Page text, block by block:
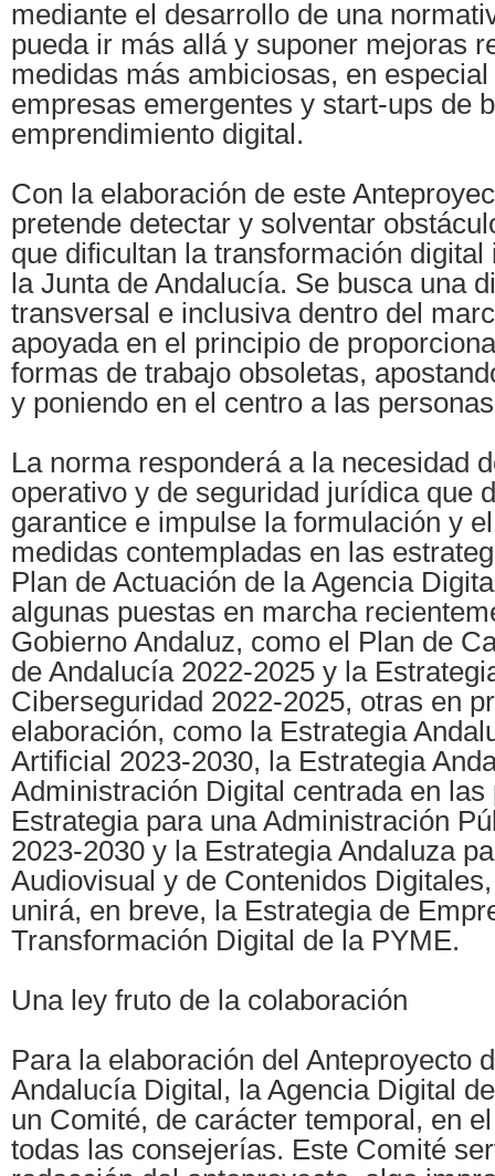
mediante el desarrollo de una
pueda ir más allá y suponer mejoras
medidas más ambiciosas, en
empresas emergentes y start-ups de
emprendimiento digital.
Con la elaboración de este
pretende detectar y solventar
que dificultan la transformación digital
la Junta de Andalucía. Se busca una
transversal e inclusiva dentro del
apoyada en el principio de
formas de trabajo obsoletas,
y poniendo en el centro a las
La norma responderá a la necesidad
operativo y de seguridad jurídica que
garantice e impulse la formulación y
medidas contempladas en las
Plan de Actuación de la Agencia
algunas puestas en marcha
Gobierno Andaluz, como el Plan de
de Andalucía 2022-2025 y la
Ciberseguridad 2022-2025, otras en
elaboración, como la Estrategia
Artificial 2023-2030, la Estrategia
Administración Digital centrada en las
Estrategia para una Administración
2023-2030 y la Estrategia Andaluza
Audiovisual y de Contenidos
unirá, en breve, la Estrategia de
Transformación Digital de la PYME.
Una ley fruto de la colaboración
Para la elaboración del Anteproyecto
Andalucía Digital, la Agencia Digital
un Comité, de carácter temporal, en
todas las consejerías. Este Comité